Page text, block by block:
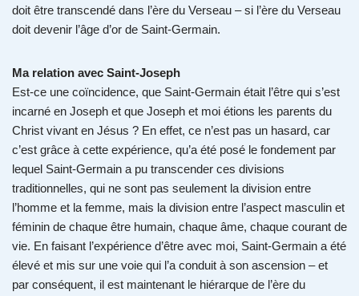
doit être transcendé dans l’ère du Verseau – si l’ère du Verseau
doit devenir l’âge d’or de Saint-Germain.
Ma relation avec Saint-Joseph
Est-ce une coïncidence, que Saint-Germain était l’être qui s’est
incarné en Joseph et que Joseph et moi étions les parents du
Christ vivant en Jésus ? En effet, ce n’est pas un hasard, car
c’est grâce à cette expérience, qu’a été posé le fondement par
lequel Saint-Germain a pu transcender ces divisions
traditionnelles, qui ne sont pas seulement la division entre
l’homme et la femme, mais la division entre l’aspect masculin et
féminin de chaque être humain, chaque âme, chaque courant de
vie. En faisant l’expérience d’être avec moi, Saint-Germain a été
élevé et mis sur une voie qui l’a conduit à son ascension – et
par conséquent, il est maintenant le hiérarque de l’ère du